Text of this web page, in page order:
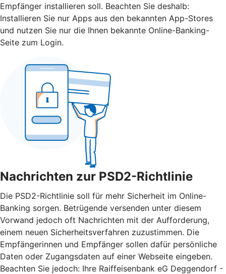
Empfänger installieren soll. Beachten Sie deshalb:
Installieren Sie nur Apps aus den bekannten App-Stores
und nutzen Sie nur die Ihnen bekannte Online-Banking-
Seite zum Login.
Nachrichten zur PSD2-Richtlinie
Die PSD2-Richtlinie soll für mehr Sicherheit im Online-
Banking sorgen. Betrügende versenden unter diesem
Vorwand jedoch oft Nachrichten mit der Aufforderung,
einem neuen Sicherheitsverfahren zuzustimmen. Die
Empfängerinnen und Empfänger sollen dafür persönliche
Daten oder Zugangsdaten auf einer Webseite eingeben.
Beachten Sie jedoch: Ihre Raiffeisenbank eG Deggendorf -